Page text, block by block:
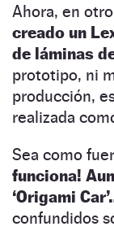
Ahora, en
creado un
de láminas
prototipo, ni
producción,
realizada
Sea como
funciona!
‘Origami
confundidos